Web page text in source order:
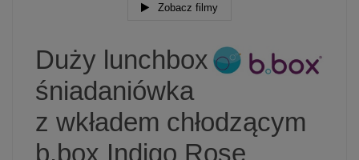
Zobacz filmy
Duży lunchbox
śniadaniówka
z wkładem chłodzącym
b.box Indigo Rose